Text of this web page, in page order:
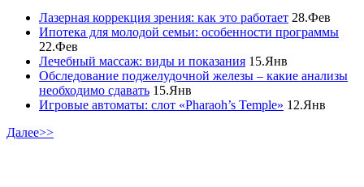
Лазерная коррекция зрения: как это работает 28.Фев
Ипотека для молодой семьи: особенности программы
22.Фев
Лечебный массаж: виды и показания 15.Янв
Обследование поджелудочной железы – какие анализы
необходимо сдавать 15.Янв
Игровые автоматы: слот «Pharaoh’s Temple» 12.Янв
Далее>>